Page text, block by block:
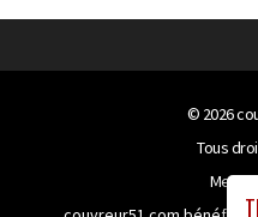
© 2026
Tous